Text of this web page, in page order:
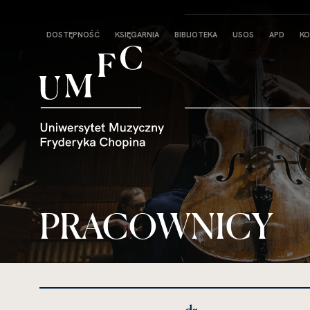
Strona
DOSTĘPNOŚĆ KSIĘGARNIA BIBLIOTEKA USOS APD
PRACOWNICY